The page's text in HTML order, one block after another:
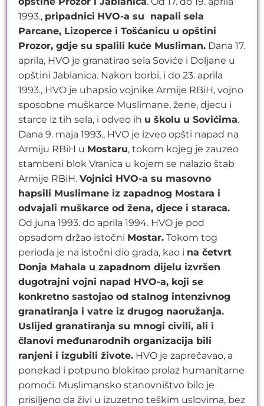
1993., pripadnici HVO-a su napali sela
Parcane, Lizoperce i Tošćanicu u opštini
Prozor, gdje su spalili kuće Musliman. Dana 17.
aprila, HVO je granatirao sela Soviće i Doljane u
opštini Jablanica. Nakon borbi, i do 23. aprila
1993., HVO je uhapsio vojnike Armije RBiH, vojno
sposobne muškarce Muslimane, žene, djecu i
starce iz tih sela, i odveo ih u školu u Sovićima.
Dana 9. maja 1993., HVO je izveo opšti napad na
Armiju RBiH u Mostaru, tokom kojeg je zauzeo
stambeni blok Vranica u kojem se nalazio štab
Armije RBiH. Vojnici HVO-a su masovno
hapsili Muslimane iz zapadnog Mostara i
odvajali muškarce od žena, djece i staraca.
Od juna 1993. do aprila 1994. HVO je pod
opsadom držao istočni Mostar. Tokom tog
perioda je na istočni dio grada, kao i na četvrt
Donja Mahala u zapadnom dijelu izvršen
dugotrajni vojni napad HVO-a, koji se
konkretno sastojao od stalnog intenzivnog
granatiranja i vatre iz drugog naoružanja.
Uslijed granatiranja su mnogi civili, ali i
članovi međunarodnih organizacija bili
ranjeni i izgubili živote. HVO je zaprečavao, a
ponekad i potpuno blokirao prolaz humanitarne
pomoći. Muslimansko stanovništvo bilo je
prisiljeno da živi u izuzetno teškim uslovima, bez